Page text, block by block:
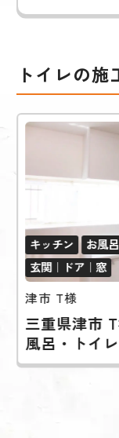
トイレの施
キッチン お風呂
玄関｜ドア｜窓
津市 T様
三重県津市
風呂・トイ